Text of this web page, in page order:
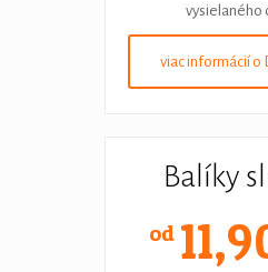
vysielaného
viac informácií o
Balíky
od